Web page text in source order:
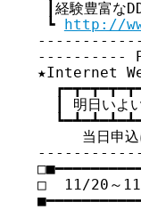
┃経験豊富な
┗ http://
----------
★Internet
┃ 明日いよ
当日申
□  11/20～11/